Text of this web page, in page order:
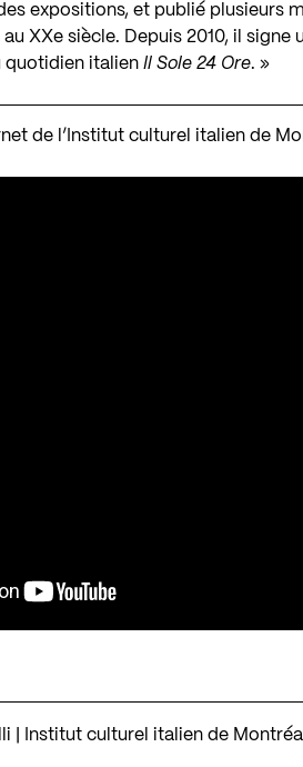
expositions, et publié plusieurs
au XXe siècle. Depuis 2010, il
quotidien italienIl Sole 24 Ore. »
de l’Institut culturel italien de
| Institut culturel italien de Montréal